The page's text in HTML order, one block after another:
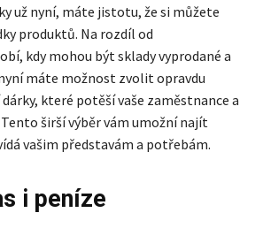
už nyní, máte jistotu, že si můžete
produktů. Na rozdíl od
kdy mohou být sklady vyprodané a
máte možnost zvolit opravdu
které potěší vaše zaměstnance a
širší výběr vám umožní najít
vašim představám a potřebám.
i peníze